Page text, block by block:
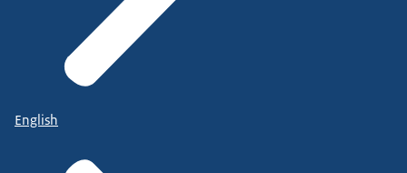
English